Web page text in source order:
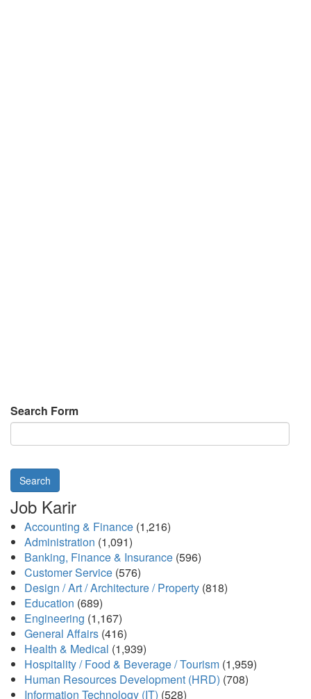
Search Form
Search
Job Karir
Accounting & Finance (1,216)
Administration (1,091)
Banking, Finance & Insurance (596)
Customer Service (576)
Design / Art / Architecture / Property (818)
Education (689)
Engineering (1,167)
General Affairs (416)
Health & Medical (1,939)
Hospitality / Food & Beverage / Tourism (1,959)
Human Resources Development (HRD) (708)
Information Technology (IT) (528)